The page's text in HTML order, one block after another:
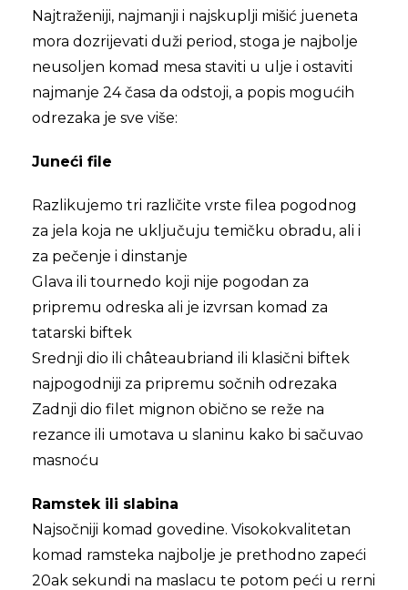
Najtraženiji, najmanji i najskuplji mišić jueneta
mora dozrijevati duži period, stoga je najbolje
neusoljen komad mesa staviti u ulje i ostaviti
najmanje 24 časa da odstoji, a popis mogućih
odrezaka je sve više:
Juneći file
Razlikujemo tri različite vrste filea pogodnog
za jela koja ne uključuju temičku obradu, ali i
za pečenje i dinstanje
Glava ili tournedo koji nije pogodan za
pripremu odreska ali je izvrsan komad za
tatarski biftek
Srednji dio ili châteaubriand ili klasični biftek
najpogodniji za pripremu sočnih odrezaka
Zadnji dio filet mignon obično se reže na
rezance ili umotava u slaninu kako bi sačuvao
masnoću
Ramstek ili slabina
Najsočniji komad govedine. Visokokvalitetan
komad ramsteka najbolje je prethodno zapeći
20ak sekundi na maslacu te potom peći u rerni